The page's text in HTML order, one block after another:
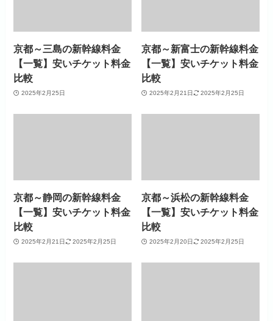
京都～三島の新幹線料金
【一覧】安いチケット料金
比較
2025年2月25日
京都～新富士の新幹線料金
【一覧】安いチケット料金
比較
2025年2月21日 2025年2月25日
京都～静岡の新幹線料金
【一覧】安いチケット料金
比較
2025年2月21日 2025年2月25日
京都～浜松の新幹線料金
【一覧】安いチケット料金
比較
2025年2月20日 2025年2月25日